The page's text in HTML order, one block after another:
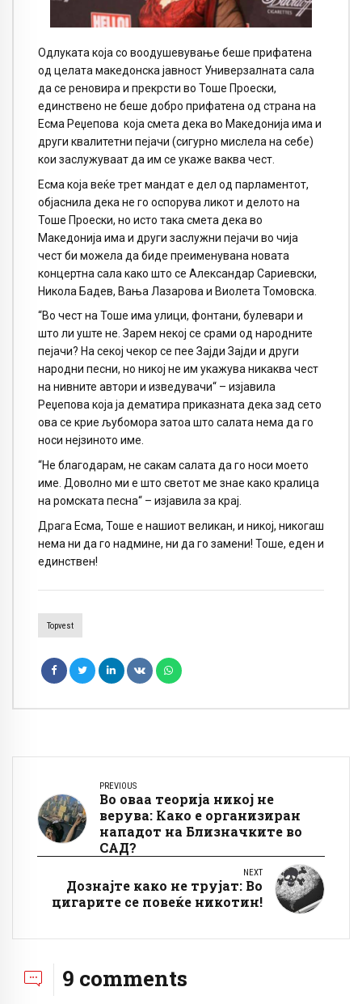
Одлуката која со воодушевување беше прифатена
од целата македонска јавност Универзалната сала
да се реновира и прекрсти во Тоше Проески,
единствено не беше добро прифатена од страна на
Есма Реџепова која смета дека во Македонија има и
други квалитетни пејачи (сигурно мислела на себе)
кои заслужуваат да им се укаже ваква чест.
Есма која веќе трет мандат е дел од парламентот,
објаснила дека не го оспорува ликот и делото на
Тоше Проески, но исто така смета дека во
Македонија има и други заслужни пејачи во чија
чест би можела да биде преименувана новата
концертна сала како што се Александар Сариевски,
Никола Бадев, Вања Лазарова и Виолета Томовска.
“Во чест на Тоше има улици, фонтани, булевари и
што ли уште не. Зарем некој се срами од народните
пејачи? На секој чекор се пее Зајди Зајди и други
народни песни, но никој не им укажува никаква чест
на нивните автори и изведувачи“ – изјавила
Реџепова која ја дематира приказната дека зад сето
ова се крие љубомора затоа што салата нема да го
носи нејзиното име.
“Не благодарам, не сакам салата да го носи моето
име. Доволно ми е што светот ме знае како кралица
на ромската песна“ – изјавила за крај.
Драга Есма, Тоше е нашиот великан, и никој, никогаш
нема ни да го надмине, ни да го замени! Тоше, еден и
единствен!
Topvest
PREVIOUS
Во оваа теорија никој не
верува: Како е организиран
нападот на Близначките во
САД?
NEXT
Дознајте како не трујат: Во
цигарите се повеќе никотин!
9 comments